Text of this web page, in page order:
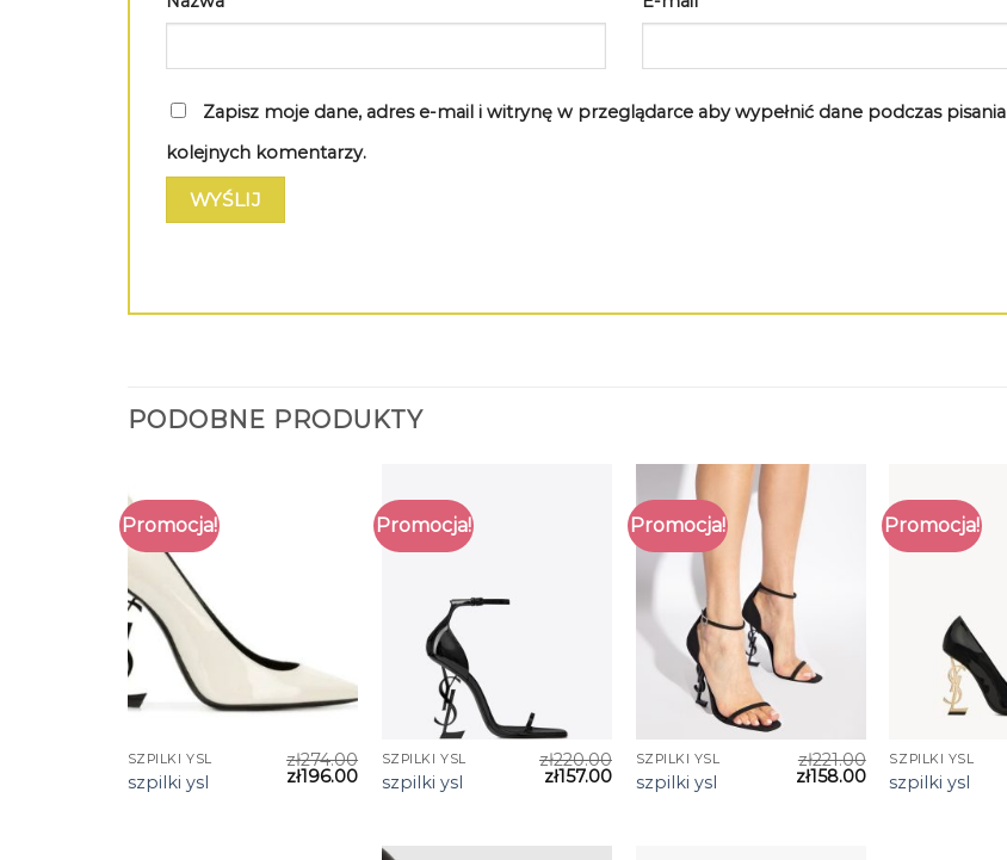
Zapisz moje dane, adres e-mail i witrynę w przeglądarce aby wypełnić dane podczas pisania
kolejnych komentarzy.
PODOBNE PRODUKTY
Promocja!
SZPILKI YSL
szpilki ysl
zł274.00
zł196.00
Promocja!
SZPILKI YSL
szpilki ysl
zł220.00
zł157.00
Promocja!
SZPILKI YSL
szpilki ysl
zł221.00
zł158.00
Promocja!
SZPILKI YSL
szpilki ysl